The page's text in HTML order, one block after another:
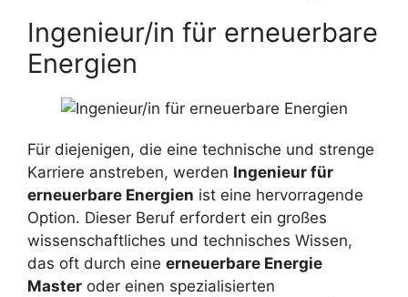
Ingenieur/in für erneuerbare
Energien
Für diejenigen, die eine technische und strenge
Karriere anstreben, werden Ingenieur für
erneuerbare Energien ist eine hervorragende
Option. Dieser Beruf erfordert ein großes
wissenschaftliches und technisches Wissen,
das oft durch eine erneuerbare Energie
Master oder einen spezialisierten